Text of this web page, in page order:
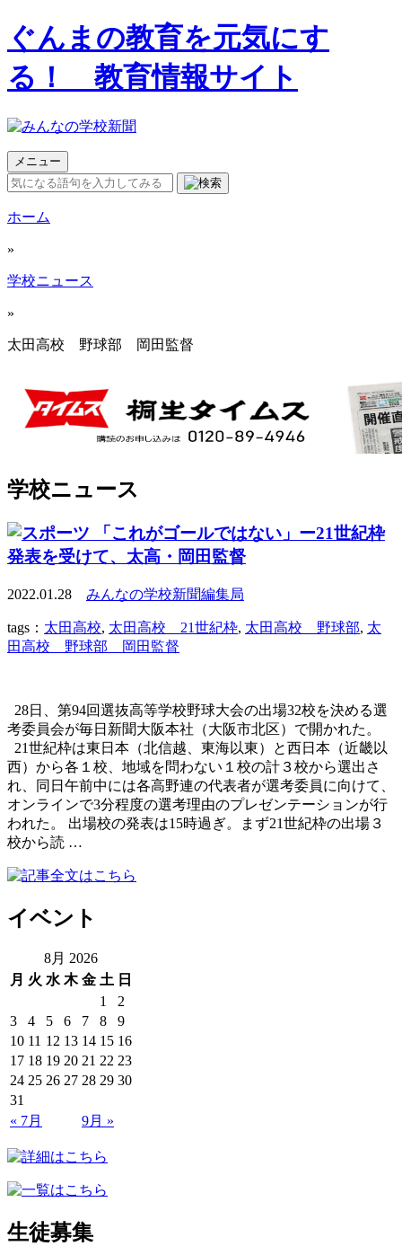
ぐんまの教育を元気にす
る！ 教育情報サイト
メニュー
ホーム
»
学校ニュース
»
太田高校 野球部 岡田監督
学校ニュース
「これがゴールではない」ー21世紀枠
発表を受けて、太高・岡田監督
2022.01.28 みんなの学校新聞編集局
tags： 太田高校, 太田高校 21世紀枠, 太田高校 野球部, 太
田高校 野球部 岡田監督
28日、第94回選抜高等学校野球大会の出場32校を決める選
考委員会が毎日新聞大阪本社（大阪市北区）で開かれた。
21世紀枠は東日本（北信越、東海以東）と西日本（近畿以
西）から各１校、地域を問わない１校の計３校から選出さ
れ、同日午前中には各高野連の代表者が選考委員に向けて、
オンラインで3分程度の選考理由のプレゼンテーションが行
われた。 出場校の発表は15時過ぎ。まず21世紀枠の出場３
校から読 …
イベント
8月 2026
月 火 水 木 金 土 日
1
2
3
4 5 6 7 8
9
10 11 12 13 14 15 16
17 18 19 20 21 22 23
24 25 26 27 28 29 30
31
« 7月
9月 »
生徒募集